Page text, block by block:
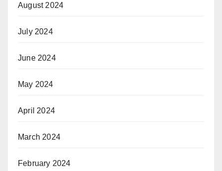
August 2024
July 2024
June 2024
May 2024
April 2024
March 2024
February 2024